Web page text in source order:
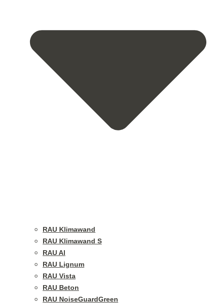
RAU Klimawand
RAU Klimawand S
RAU Al
RAU Lignum
RAU Vista
RAU Beton
RAU NoiseGuardGreen